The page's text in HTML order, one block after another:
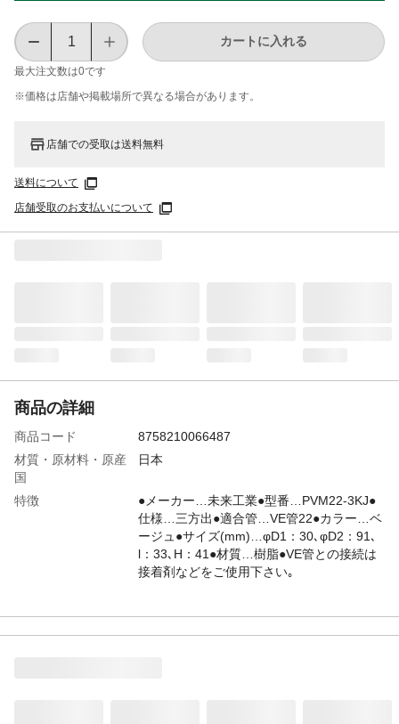
最大注文数は0です
カートに入れる
※価格は​店舗や​掲載場所で​異なる​場合が​あります。
店舗での受取は送料無料
送料について
店舗受取のお支払いについて
商品の詳細
商品コード
8758210066487
材質・原材料・原産
国
日本
特徴
●メーカー…未来工業●型番…PVM22-3KJ●
仕様…三方出●適合管…VE管22●カラー…ベ
ージュ●サイズ(mm)…φD1：30､φD2：91､
l：33､H：41●材質…樹脂●VE管との接続は
接着剤などをご使用下さい｡